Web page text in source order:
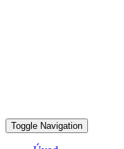
Toggle Navigation